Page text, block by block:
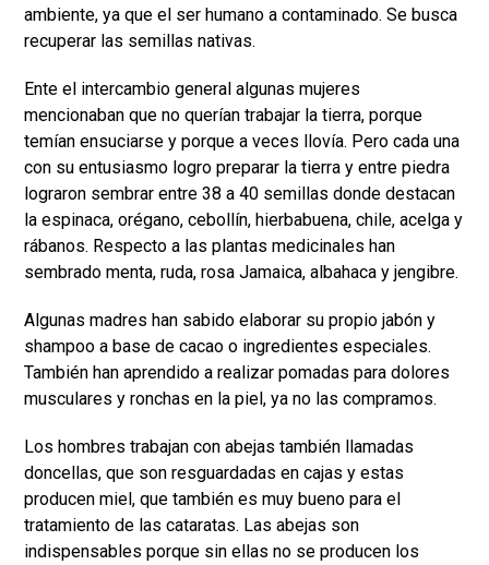
ambiente, ya que el ser humano a contaminado. Se busca
recuperar las semillas nativas.
Ente el intercambio general algunas mujeres
mencionaban que no querían trabajar la tierra, porque
temían ensuciarse y porque a veces llovía. Pero cada una
con su entusiasmo logro preparar la tierra y entre piedra
lograron sembrar entre 38 a 40 semillas donde destacan
la espinaca, orégano, cebollín, hierbabuena, chile, acelga y
rábanos. Respecto a las plantas medicinales han
sembrado menta, ruda, rosa Jamaica, albahaca y jengibre.
Algunas madres han sabido elaborar su propio jabón y
shampoo a base de cacao o ingredientes especiales.
También han aprendido a realizar pomadas para dolores
musculares y ronchas en la piel, ya no las compramos.
Los hombres trabajan con abejas también llamadas
doncellas, que son resguardadas en cajas y estas
producen miel, que también es muy bueno para el
tratamiento de las cataratas. Las abejas son
indispensables porque sin ellas no se producen los